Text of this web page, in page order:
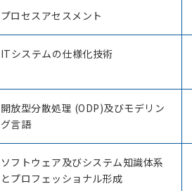
プロセスアセスメント
ITシステムの仕様化技術
開放型分散処理 (ODP)及びモデリン
グ言語
ソフトウェア及びシステム知識体系
とプロフェッショナル形成